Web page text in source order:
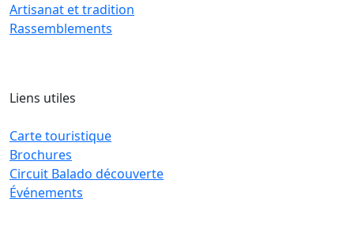
Artisanat et tradition
Rassemblements
Liens utiles
Carte touristique
Brochures
Circuit Balado découverte
Événements